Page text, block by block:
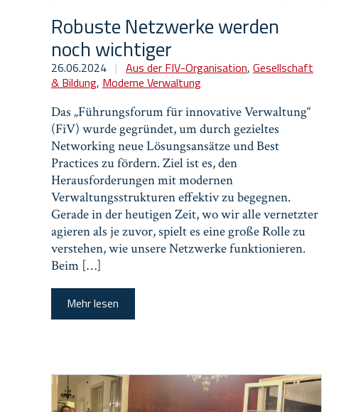
Robuste Netzwerke werden
noch wichtiger
26.06.2024 | Aus der FIV-Organisation, Gesellschaft
& Bildung, Moderne Verwaltung
Das „Führungsforum für innovative Verwaltung“
(FiV) wurde gegründet, um durch gezieltes
Networking neue Lösungsansätze und Best
Practices zu fördern. Ziel ist es, den
Herausforderungen mit modernen
Verwaltungsstrukturen effektiv zu begegnen.
Gerade in der heutigen Zeit, wo wir alle vernetzter
agieren als je zuvor, spielt es eine große Rolle zu
verstehen, wie unsere Netzwerke funktionieren.
Beim […]
Mehr lesen